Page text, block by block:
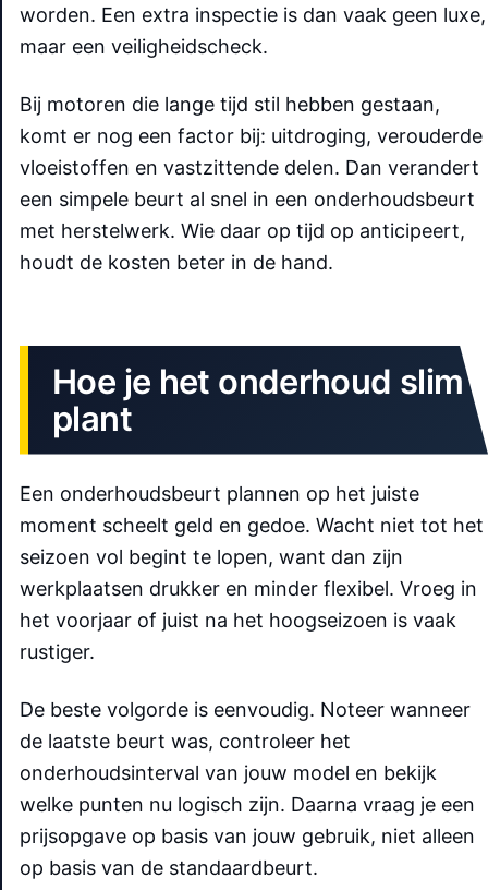
worden. Een extra inspectie is dan vaak geen luxe,
maar een veiligheidscheck.
Bij motoren die lange tijd stil hebben gestaan,
komt er nog een factor bij: uitdroging, verouderde
vloeistoffen en vastzittende delen. Dan verandert
een simpele beurt al snel in een onderhoudsbeurt
met herstelwerk. Wie daar op tijd op anticipeert,
houdt de kosten beter in de hand.
Hoe je het onderhoud slim
plant
Een onderhoudsbeurt plannen op het juiste
moment scheelt geld en gedoe. Wacht niet tot het
seizoen vol begint te lopen, want dan zijn
werkplaatsen drukker en minder flexibel. Vroeg in
het voorjaar of juist na het hoogseizoen is vaak
rustiger.
De beste volgorde is eenvoudig. Noteer wanneer
de laatste beurt was, controleer het
onderhoudsinterval van jouw model en bekijk
welke punten nu logisch zijn. Daarna vraag je een
prijsopgave op basis van jouw gebruik, niet alleen
op basis van de standaardbeurt.